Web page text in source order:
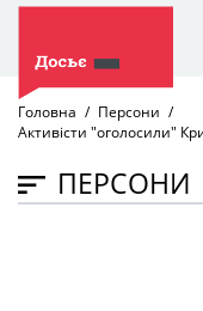
Головна
Персони
Активісти "оголосили"
ПЕРСОНИ